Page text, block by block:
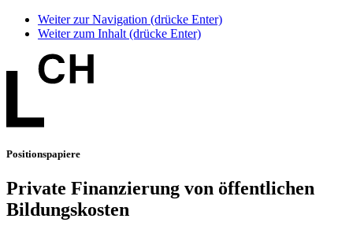
Weiter zur Navigation (drücke Enter)
Weiter zum Inhalt (drücke Enter)
Positionspapiere
Private Finanzierung von öffentlichen
Bildungskosten